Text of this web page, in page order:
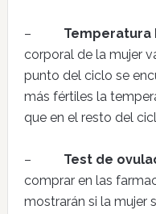
– Temperatura
corporal de la mujer
punto del ciclo se
más fértiles la
que en el resto del
– Test de
comprar en las
mostrarán si la mujer